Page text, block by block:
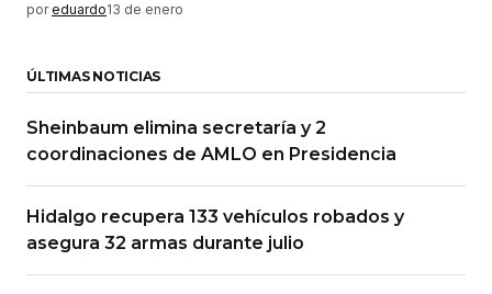
por eduardo13 de enero
ÚLTIMAS NOTICIAS
Sheinbaum elimina secretaría y 2
coordinaciones de AMLO en Presidencia
Hidalgo recupera 133 vehículos robados y
asegura 32 armas durante julio